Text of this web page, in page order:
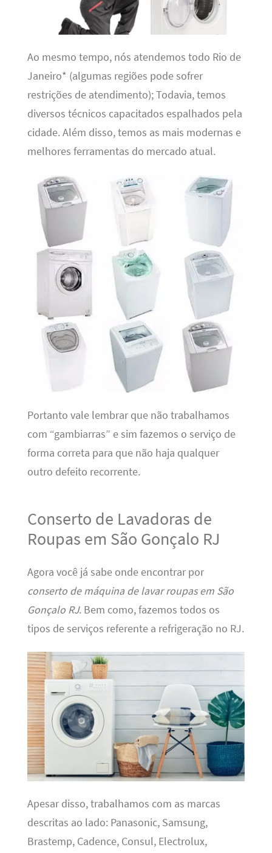
Ao mesmo tempo, nós atendemos todo Rio de
Janeiro* (algumas regiões pode sofrer
restrições de atendimento); Todavia, temos
diversos técnicos capacitados espalhados pela
cidade. Além disso, temos as mais modernas e
melhores ferramentas do mercado atual.
Portanto vale lembrar que não trabalhamos
com “gambiarras” e sim fazemos o serviço de
forma correta para que não haja qualquer
outro defeito recorrente.
Conserto de Lavadoras de
Roupas em São Gonçalo RJ
Agora você já sabe onde encontrar por
conserto de máquina de lavar roupas em São
Gonçalo RJ. Bem como, fazemos todos os
tipos de serviços referente a refrigeração no RJ.
Apesar disso, trabalhamos com as marcas
descritas ao lado: Panasonic, Samsung,
Brastemp, Cadence, Consul, Electrolux,